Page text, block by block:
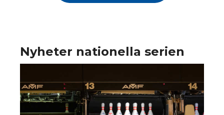
Nyheter nationella serien